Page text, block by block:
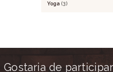
Yoga(3)
Gostaria de